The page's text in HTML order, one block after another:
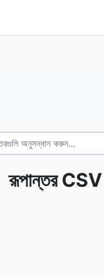
রূপান্তর CSV